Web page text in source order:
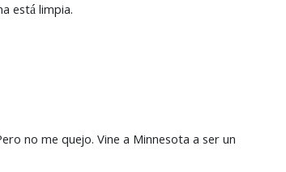
está limpia.
no me quejo. Vine a Minnesota a ser un